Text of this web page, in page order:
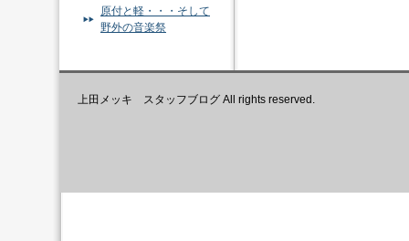
原付と軽・・・そして
野外の音楽祭
上田メッキ スタッフブログ All rights reserved.